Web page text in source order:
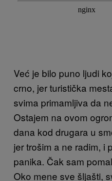
Već je bilo puno ljudi
crno, jer turistička
svima primamljiva da
Ostajem na ovom
dana kod drugara u
jer trošim a ne radim, i
panika. Čak sam
Oko mene sve šljašti,